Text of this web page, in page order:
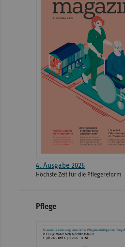
4. Ausgabe 2026
Höchste Zeit für die Pflegereform
Pflege